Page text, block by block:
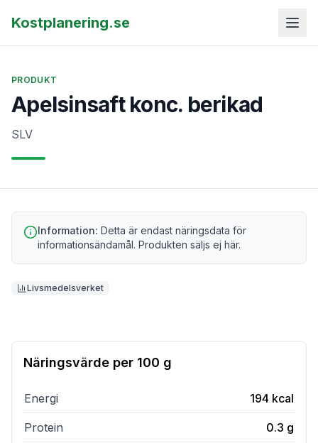
Kostplanering.se
PRODUKT
Apelsinsaft konc. berikad
SLV
Information: Detta är endast näringsdata för
informationsändamål. Produkten säljs ej här.
Livsmedelsverket
Näringsvärde per 100 g
Energi 194 kcal
Protein 0.3 g